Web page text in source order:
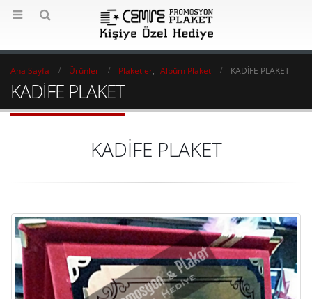
Ana Sayfa Ürünler Plaketler Albüm Plaket KADİFE PLAKET
KADİFE PLAKET
KADİFE PLAKET